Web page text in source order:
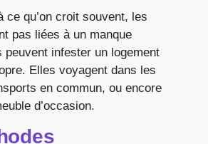
ce qu’on croit souvent, les
pas liées à un manque
peuvent infester un logement
Elles voyagent dans les
en commun, ou encore
d’occasion.